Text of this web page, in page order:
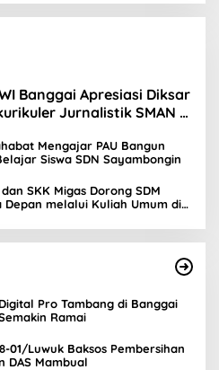
Banggai Apresiasi Diksar
Jurnalistik SMAN 1
Mengajar PAU Bangun
Siswa SDN Sayambongin
SKK Migas Dorong SDM
Depan melalui Kuliah Umum di
Pro Tambang di Banggai
Ramai
01/Luwuk Baksos Pembersihan
DAS Mambual